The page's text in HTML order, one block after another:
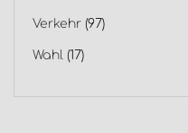
Verkehr (97)
Wahl (17)